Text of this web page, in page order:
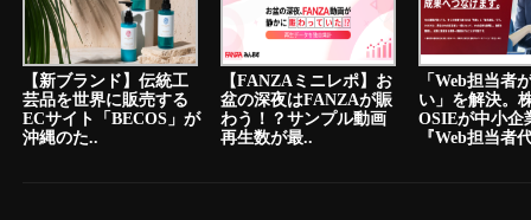
【新ブランド】伝統工
芸品を世界に販売する
ECサイト「BECOS」が
沖縄のた..
【FANZAミニレポ】お
盆の深夜はFANZAが賑
わう！？サンプル動画
再生数が最..
「Web担当者
い」を解決。
OSIEが中小企
『Web担当者